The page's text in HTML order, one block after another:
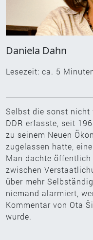
Daniela Dahn
Lesezeit: ca. 5
Selbst die sonst nicht
DDR erfasste, seit
zu seinem Neuen
zugelassen hatte,
Man dachte öffentlich
zwischen
über mehr
niemand alarmiert,
Kommentar von Ota
wurde.